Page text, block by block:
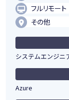
フルリモート
その他
システムエンジニ
Azure